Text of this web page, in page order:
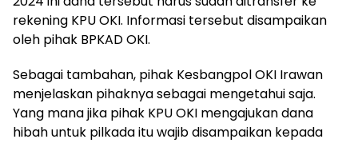
rekening KPU OKI. Informasi tersebut disampaikan
oleh pihak BPKAD OKI.
Sebagai tambahan, pihak Kesbangpol OKI Irawan
menjelaskan pihaknya sebagai mengetahui saja.
Yang mana jika pihak KPU OKI mengajukan dana
hibah untuk pilkada itu wajib disampaikan kepada